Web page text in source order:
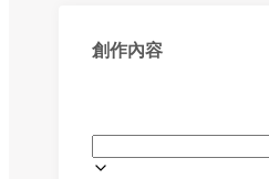
創作內容